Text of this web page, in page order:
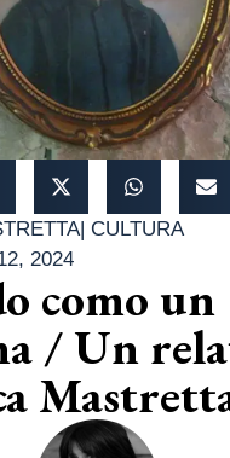
| CULTURA
2024
como un
/ Un